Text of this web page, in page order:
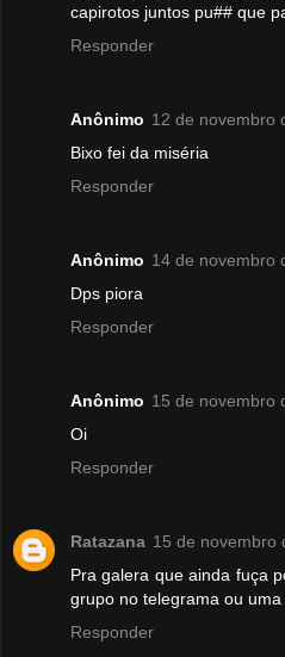
capirotos juntos pu## que
Responder
Anônimo 12 de novembro
Bixo fei da miséria
Responder
Anônimo 14 de novembro
Dps piora
Responder
Anônimo 15 de novembro
Oi
Responder
Ratazana 15 de novembro
Pra galera que ainda fuça
grupo no telegrama ou
Responder